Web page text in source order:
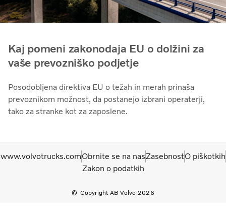
Kaj pomeni zakonodaja EU o dolžini za
vaše prevozniško podjetje
Posodobljena direktiva EU o težah in merah prinaša
prevoznikom možnost, da postanejo izbrani operaterji,
tako za stranke kot za zaposlene.
Copyright AB Volvo 2026
www.volvotrucks.comObrnite se na nasZasebnostO piškotkih
Zakon o podatkih